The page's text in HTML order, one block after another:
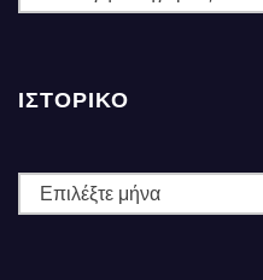
ΙΣΤΟΡΙΚΌ
Ιστορικό